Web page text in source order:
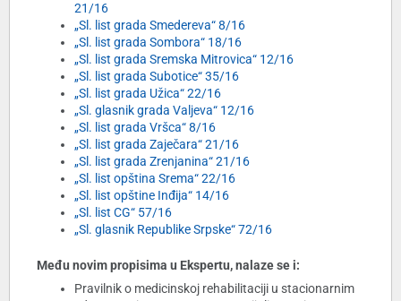
21/16
„Sl. list grada Smedereva“ 8/16
„Sl. list grada Sombora“ 18/16
„Sl. list grada Sremska Mitrovica“ 12/16
„Sl. list grada Subotice“ 35/16
„Sl. list grada Užica“ 22/16
„Sl. glasnik grada Valjeva“ 12/16
„Sl. list grada Vršca“ 8/16
„Sl. list grada Zaječara“ 21/16
„Sl. list grada Zrenjanina“ 21/16
„Sl. list opština Srema“ 22/16
„Sl. list opštine Inđija“ 14/16
„Sl. list CG“ 57/16
„Sl. glasnik Republike Srpske“ 72/16
Među novim propisima u Ekspertu, nalaze se i:
Pravilnik o medicinskoj rehabilitaciji u stacionarnim